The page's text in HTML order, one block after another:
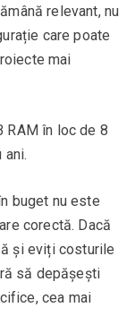
relevant, nu
care poate
mai
RAM în loc de 8
buget nu este
corectă. Dacă
și eviți costurile
să depășești
cea mai